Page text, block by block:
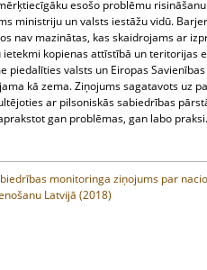
esošo problēmu
ministriju un valsts iestāžu vidū.
nav mazinātas, kas skaidrojams ar
ietekmi kopienas attīstībā un teritorijas
piedalīties valsts un Eiropas
kā zema. Ziņojums sagatavots uz
ar pilsoniskās sabiedrības
gan problēmas, gan labo praksi.
monitoringa ziņojums par
Latvijā (2018)